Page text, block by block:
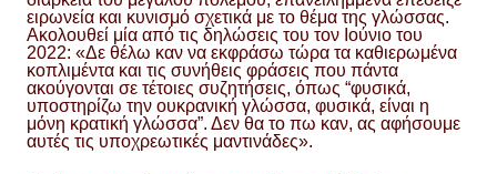
ειρωνεία και κυνισμό σχετικά με το θέμα της γλώσσας.
Ακολουθεί μία από τις δηλώσεις του τον Ιούνιο του
2022: «Δε θέλω καν να εκφράσω τώρα τα καθιερωμένα
κοπλιμέντα και τις συνήθεις φράσεις που πάντα
ακούγονται σε τέτοιες συζητήσεις, όπως “φυσικά,
υποστηρίζω την ουκρανική γλώσσα, φυσικά, είναι η
μόνη κρατική γλώσσα”. Δεν θα το πω καν, ας αφήσουμε
αυτές τις υποχρεωτικές μαντινάδες».